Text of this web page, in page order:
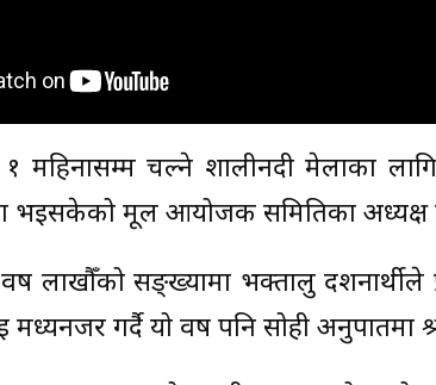
चल्ने शालीनदी मेलाका लागि
भइसकेको मूल आयोजक समितिका अध्यक्ष
लाखौँको सङ्ख्यामा भक्तालु दर्शनार्थीले
मध्यनजर गर्दै यो वर्ष पनि सोही